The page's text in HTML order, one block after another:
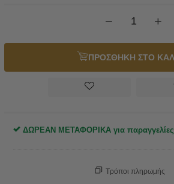
+
−
ΠΡΟΣΘΗΚΗ ΣΤΟ
ΔΩΡΕΑΝ ΜΕΤΑΦΟΡΙΚΑ για
Τρόποι πληρωμής